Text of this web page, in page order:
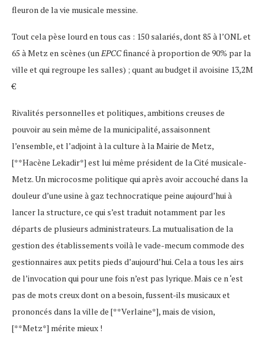
fleuron de la vie musicale messine.
Tout cela pèse lourd en tous cas : 150 salariés, dont 85 à l’ONL et
65 à Metz en scènes (unEPCCfinancé à proportion de 90% par la
ville et qui regroupe les salles) ; quant au budget il avoisine 13,2M
€
Rivalités personnelles et politiques, ambitions creuses de
pouvoir au sein même de la municipalité, assaisonnent
l’ensemble, et l’adjoint à la culture à la Mairie de Metz,
[**Hacène Lekadir*] est lui même président de la Cité musicale-
Metz. Un microcosme politique qui après avoir accouché dans la
douleur d’une usine à gaz technocratique peine aujourd’hui à
lancer la structure, ce qui s’est traduit notamment par les
départs de plusieurs administrateurs. La mutualisation de la
gestion des établissements voilà le vade-mecum commode des
gestionnaires aux petits pieds d’aujourd’hui. Cela a tous les airs
de l’invocation qui pour une fois n’est pas lyrique. Mais ce n ‘est
pas de mots creux dont on a besoin, fussent-ils musicaux et
prononcés dans la ville de [**Verlaine*], mais de vision,
[**Metz*] mérite mieux !